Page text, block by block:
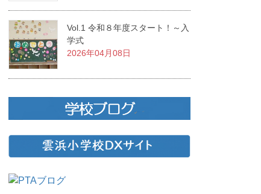
Vol.1 令和８年度スタート！～入
学式
2026年04月08日